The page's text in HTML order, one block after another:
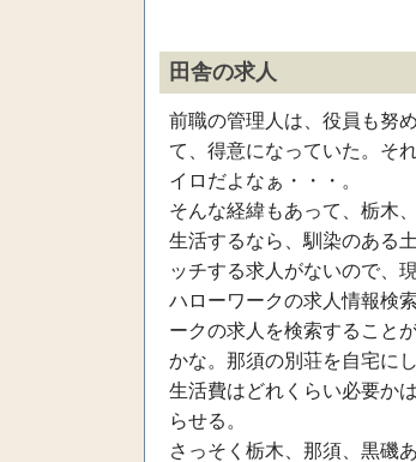
田舎の求人
前職の管理人は、役員も努
て、得意になっていた。そ
イロだよなぁ・・・。
そんな経緯もあって、栃木
生活するなら、馴染のある
ッチする求人がないので、
ハローワークの求人情報検
ークの求人を検索すること
かな。那須の別荘を自宅に
生活費はどれくらい必要か
らせる。
さっそく栃木、那須、黒磯